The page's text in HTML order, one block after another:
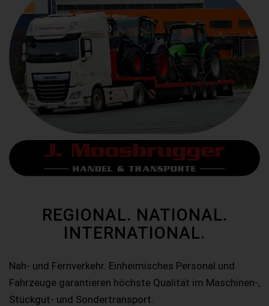
REGIONAL. NATIONAL.
INTERNATIONAL.
Nah- und Fernverkehr. Einheimisches Personal und
Fahrzeuge garantieren höchste Qualität im Maschinen-,
Stückgut- und Sondertransport.